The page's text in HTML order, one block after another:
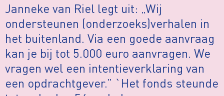
Janneke van Riel legt uit: „Wij
ondersteunen (onderzoeks)verhalen in
het buitenland. Via een goede aanvraag
kan je bij tot 5.000 euro aanvragen. We
vragen wel een intentieverklaring van
een opdrachtgever.” `Het fonds steunde